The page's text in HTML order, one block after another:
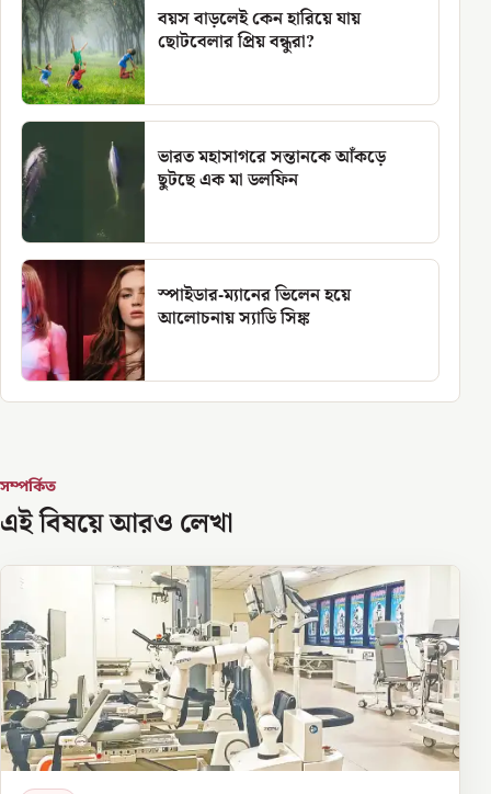
বয়স বাড়লেই কেন হারিয়ে যায়
ছোটবেলার প্রিয় বন্ধুরা?
ভারত মহাসাগরে সন্তানকে আঁকড়ে
ছুটছে এক মা ডলফিন
স্পাইডার-ম্যানের ভিলেন হয়ে
আলোচনায় স্যাডি সিঙ্ক
সম্পর্কিত
এই বিষয়ে আরও লেখা